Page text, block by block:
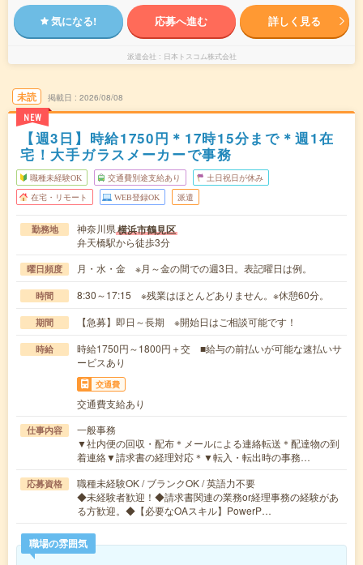
気になる! 応募へ進む 詳しく見る
派遣会社 日本トスコム株式会社
未読
NEW
掲載日 2026/08/08
【週3日】時給1750円＊17時15分まで＊週1在
宅！大手ガラスメーカーで事務
職種未経験OK 交通費別途支給あり 土日祝日が休み
在宅・リモート WEB登録OK 派遣
勤務地 神奈川県横浜市鶴見区
弁天橋駅から徒歩3分
曜日頻度 月・水・金 ※月～金の間での週3日。表記曜日は例。
時間 8:30～17:15 ※残業はほとんどありません。※休憩60分。
期間 【急募】即日～長期 ※開始日はご相談可能です！
時給
時給1750円～1800円＋交 ■給与の前払いが可能な速払いサ
ービスあり
交通費
交通費支給あり
仕事内容
一般事務
▼社内便の回収・配布＊メールによる連絡転送＊配達物の到
着連絡▼請求書の経理対応＊▼転入・転出時の事務…
応募資格
職種未経験OK / ブランクOK / 英語力不要
◆未経験者歓迎！◆請求書関連の業務or経理事務の経験があ
る方歓迎。◆【必要なOAスキル】PowerP…
職場の雰囲気